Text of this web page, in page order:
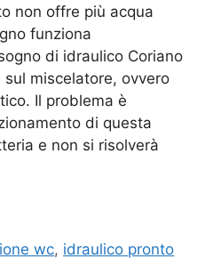
non offre più acqua
funziona
di idraulico Coriano
miscelatore, ovvero
Il problema è
di questa
e non si risolverà
wc, idraulico pronto